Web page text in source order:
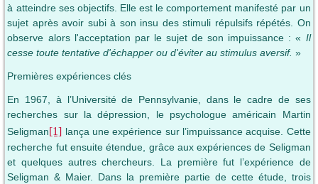
à atteindre ses objectifs. Elle est le comportement manifesté par un
sujet après avoir subi à son insu des stimuli répulsifs répétés. On
observe alors l'acceptation par le sujet de son impuissance : « Il
cesse toute tentative d'échapper ou d'éviter au stimulus aversif. »
Premières expériences clés
En 1967, à l’Université de Pennsylvanie, dans le cadre de ses
recherches sur la dépression, le psychologue américain Martin
Seligman[1] lança une expérience sur l’impuissance acquise. Cette
recherche fut ensuite étendue, grâce aux expériences de Seligman
et quelques autres chercheurs. La première fut l’expérience de
Seligman & Maier. Dans la première partie de cette étude, trois